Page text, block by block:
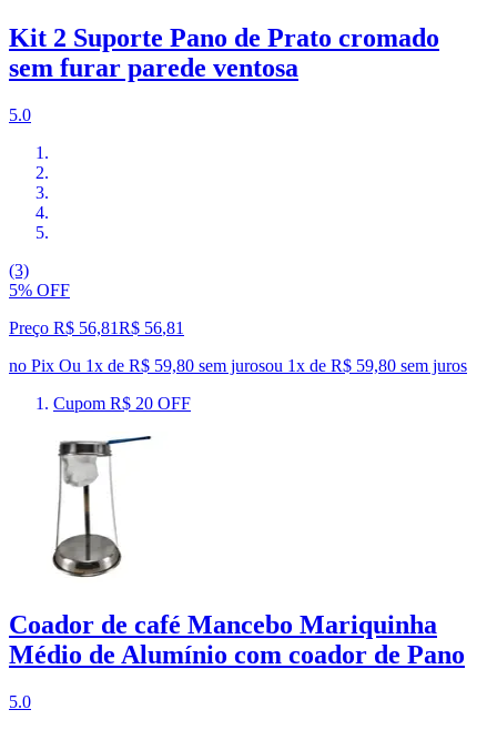
Kit 2 Suporte Pano de Prato cromado
sem furar parede ventosa
5.0
(3)
5% OFF
Preço R$ 56,81R$ 56,81
no Pix Ou 1x de R$ 59,80 sem jurosou 1x de R$ 59,80 sem juros
Cupom R$ 20 OFF
Coador de café Mancebo Mariquinha
Médio de Alumínio com coador de Pano
5.0